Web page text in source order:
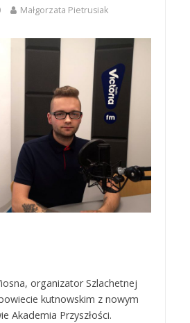
Małgorzata Pietrusiak
organizator Szlachetnej
kutnowskim z nowym
Akademia Przyszłości.